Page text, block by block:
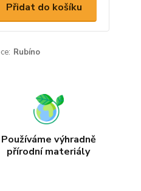
Přidat do košíku
Rubíno
Používáme výhradně
přírodní materiály